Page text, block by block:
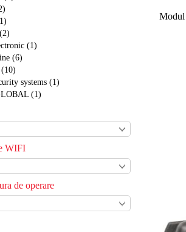
(1)
(6)
systems (1)
(1)
WIFI
de operare
Modul